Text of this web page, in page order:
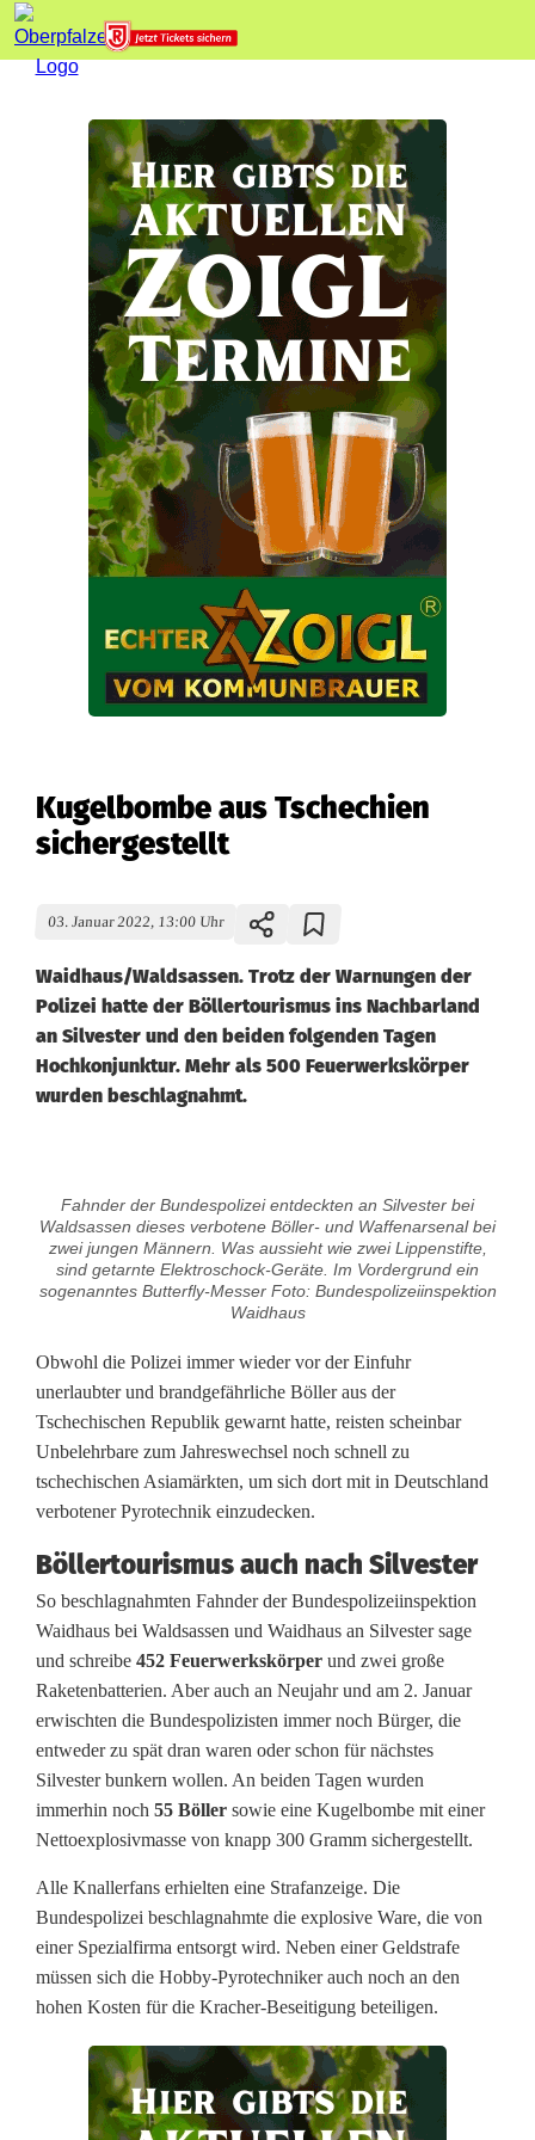
Kugelbombe aus Tschechien
sichergestellt
03. Januar 2022, 13:00 Uhr
Waidhaus/Waldsassen. Trotz der Warnungen der
Polizei hatte der Böllertourismus ins Nachbarland
an Silvester und den beiden folgenden Tagen
Hochkonjunktur. Mehr als 500 Feuerwerkskörper
wurden beschlagnahmt.
u
l
b
o
m
b
e
a
u
s
T
s
h
e
c
Fahnder der Bundespolizei entdeckten an Silvester bei
Waldsassen dieses verbotene Böller- und Waffenarsenal bei
zwei jungen Männern. Was aussieht wie zwei Lippenstifte,
sind getarnte Elektroschock-Geräte. Im Vordergrund ein
sogenanntes Butterfly-Messer Foto: Bundespolizeiinspektion
Waidhaus
Obwohl die Polizei immer wieder vor der Einfuhr
unerlaubter und brandgefährliche Böller aus der
Tschechischen Republik gewarnt hatte, reisten scheinbar
Unbelehrbare zum Jahreswechsel noch schnell zu
tschechischen Asiamärkten, um sich dort mit in Deutschland
verbotener Pyrotechnik einzudecken.
Böllertourismus auch nach Silvester
So beschlagnahmten Fahnder der Bundespolizeiinspektion
Waidhaus bei Waldsassen und Waidhaus an Silvester sage
und schreibe 452 Feuerwerkskörper und zwei große
Raketenbatterien. Aber auch an Neujahr und am 2. Januar
erwischten die Bundespolizisten immer noch Bürger, die
entweder zu spät dran waren oder schon für nächstes
Silvester bunkern wollen. An beiden Tagen wurden
immerhin noch 55 Böller sowie eine Kugelbombe mit einer
Nettoexplosivmasse von knapp 300 Gramm sichergestellt.
Alle Knallerfans erhielten eine Strafanzeige. Die
Bundespolizei beschlagnahmte die explosive Ware, die von
einer Spezialfirma entsorgt wird. Neben einer Geldstrafe
müssen sich die Hobby-Pyrotechniker auch noch an den
hohen Kosten für die Kracher-Beseitigung beteiligen.